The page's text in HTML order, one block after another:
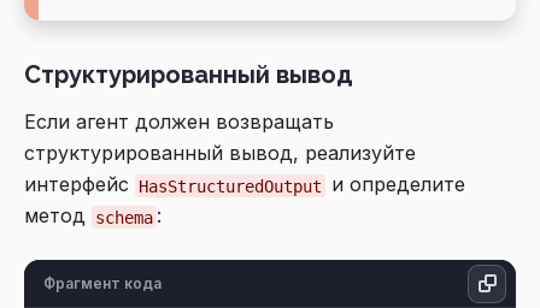
Структурированный вывод
Если агент должен возвращать
структурированный вывод, реализуйте
интерфейс
HasStructuredOutput
и определите
метод schema :
Фрагмент кода